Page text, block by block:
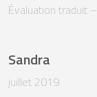
Évaluation traduit –
Sandra
juillet 2019